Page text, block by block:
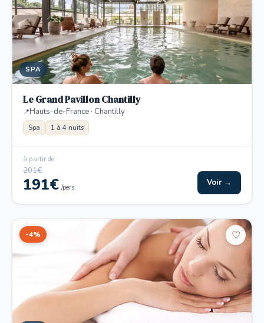
SPA
Le Grand Pavillon Chantilly
Hauts-de-France · Chantilly
Spa 1 à 4 nuits
à partir de
201€
191€ /pers. Voir →
-4% ♡